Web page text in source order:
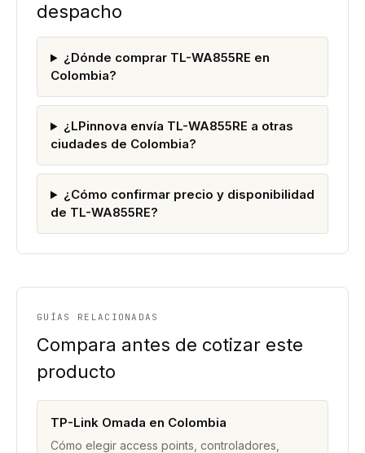
despacho
¿Dónde comprar TL-WA855RE en
Colombia?
¿LPinnova envía TL-WA855RE a otras
ciudades de Colombia?
¿Cómo confirmar precio y disponibilidad
de TL-WA855RE?
GUÍAS RELACIONADAS
Compara antes de cotizar este
producto
TP-Link Omada en Colombia
Cómo elegir access points, controladores,